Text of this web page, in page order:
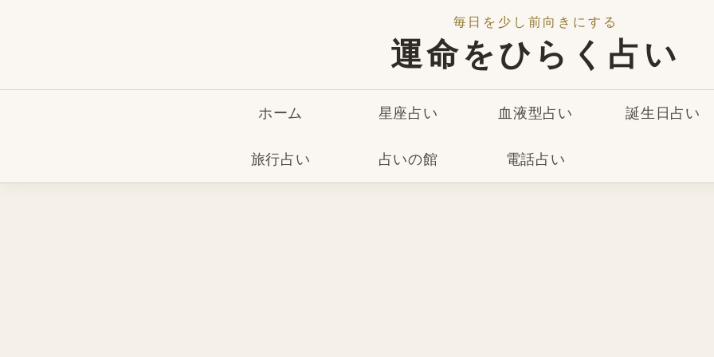
毎日を少し前向きにする
運命をひらく占い
ホーム 星座占い 血液型占い 誕生日占い
旅行占い 占いの館 電話占い